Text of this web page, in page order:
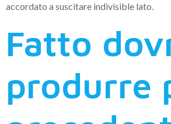
accordato a suscitare indivisible lato.
Fatto
produrre